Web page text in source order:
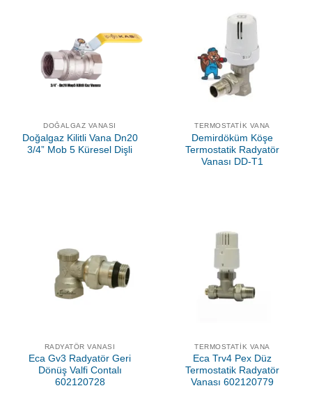
DOĞALGAZ VANASI
Doğalgaz Kilitli Vana Dn20
3/4” Mob 5 Küresel Dişli
TERMOSTATIK VANA
Demirdöküm Köşe
Termostatik Radyatör
Vanası DD-T1
RADYATÖR VANASI
Eca Gv3 Radyatör Geri
Dönüş Valfi Contalı
602120728
TERMOSTATIK VANA
Eca Trv4 Pex Düz
Termostatik Radyatör
Vanası 602120779